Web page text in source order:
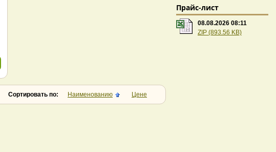
Сортировать по: Наименованию Цене
Прайс-лист
08.08.2026 08:11
ZIP (893.56 KB)